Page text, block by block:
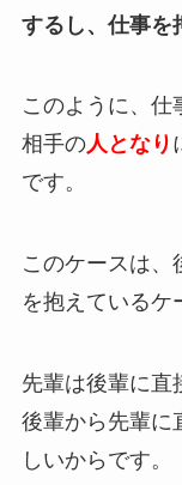
するし、仕事を
このように、仕
相手の人となり
です。
このケースは、
を抱えているケ
先輩は後輩に直
後輩から先輩に
しいからです。